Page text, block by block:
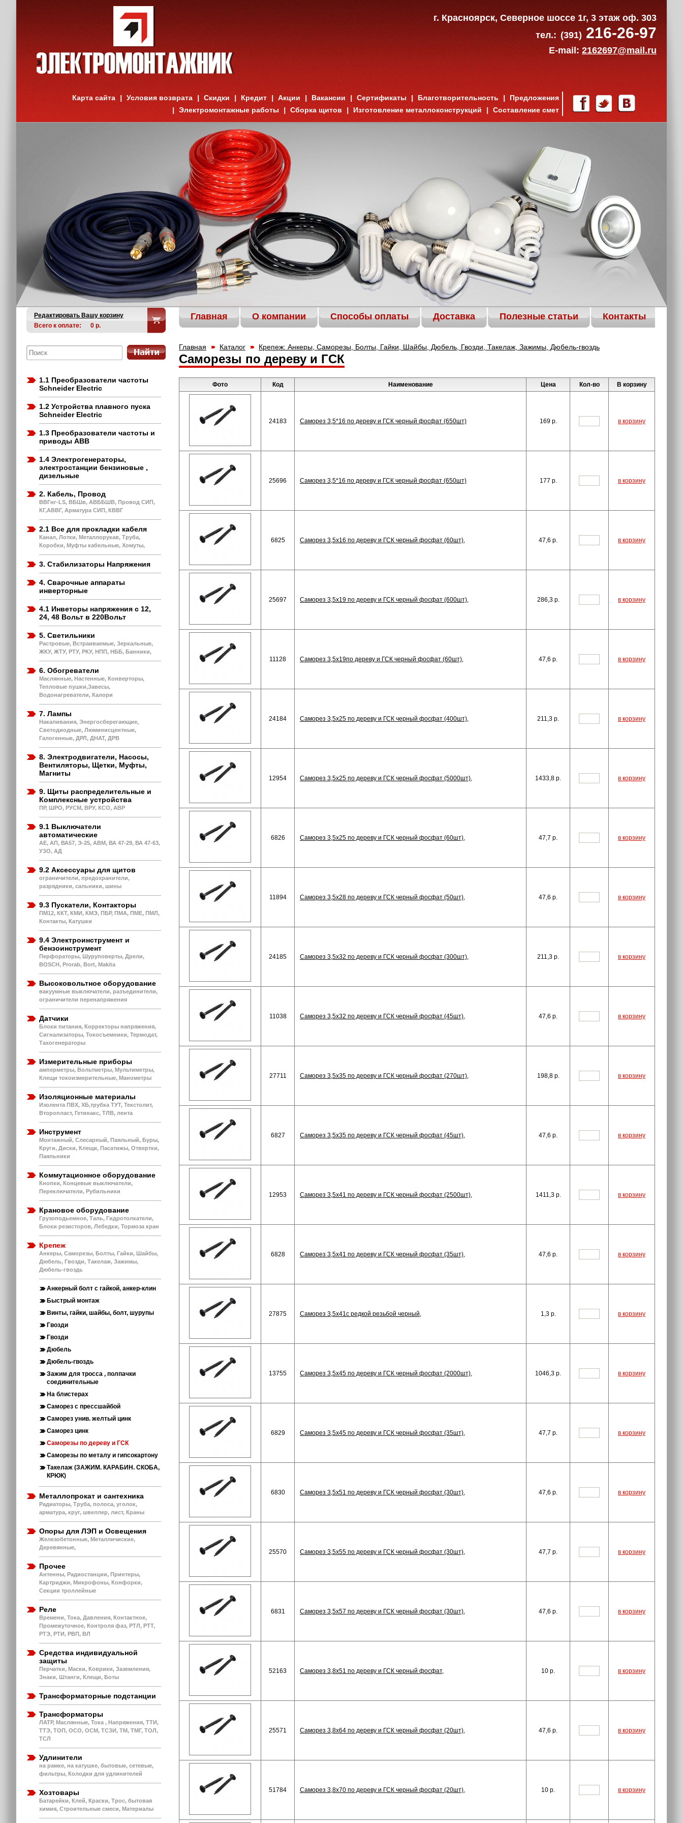
г. Красноярск, Северное шоссе 1г, 3 этаж оф. 303
тел.: (391)216-26-97
E-mail: 2162697@mail.ru
Карта сайта Условия возврата Скидки Кредит Акции Вакансии Сертификаты Благотворительность
Предложения
Электромонтажные работы
Сборка щитов Изготовление металлоконструкций Составление смет
Редактировать Вашу корзину
Всего к оплате:
0 р.
1.1 Преобразователи частоты
Schneider Electric
1.2 Устройства плавного пуска
Schneider Electric
1.3 Преобразователи частоты и
приводы ABB
1.4 Электрогенераторы,
электростанции бензиновые ,
дизельные
2. Кабель, Провод
ВВГнг-LS, ВБШв, АВББШВ, Провод СИП,
КГ,АВВГ, Арматура СИП, КВВГ
2.1 Все для прокладки кабеля
Канал, Лотки, Металлорукав, Труба,
Коробки, Муфты кабельные, Хомуты,
3. Стабилизаторы Напряжения
4. Сварочные аппараты
инверторные
4.1 Инветоры напряжения с 12,
24, 48 Вольт в 220Вольт
5. Светильники
Растровые, Встраиваемые, Зеркальные,
ЖКУ, ЖТУ, РТУ, РКУ, НПП, НББ, Банники,
6. Обогреватели
Маслянные, Настенные, Конверторы,
Тепловые пушки,Завесы,
Водонагреватели, Калори
7. Лампы
Накаливания, Энергосберегающие,
Светодиодные, Люминисцентные,
Галогенные, ДРЛ, ДНАТ, ДРВ
8. Электродвигатели, Насосы,
Вентиляторы, Щетки, Муфты,
Магниты
9. Щиты распределительные и
Комплексные устройства
ПР, ШРО, РУСМ, ВРУ, КСО, АВР
9.1 Выключатели
автоматические
АЕ, АП, ВА57, Э-25, АВМ, ВА 47-29, ВА 47-63,
УЗО, АД
9.2 Аксессуары для щитов
ограничители, предохранители,
разрядники, сальники, шины
9.3 Пускатели, Контакторы
ПМ12, ККТ, КМИ, КМЭ, ПБР, ПМА, ПМЕ, ПМЛ,
Контакты, Катушки
9.4 Электроинструмент и
бензоинструмент
Перфораторы, Шуруповерты, Дрели,
BOSCH, Prorab, Bort, Makita
Высоковольтное оборудование
вакуумные выключатели, разъединители,
ограничители перенапряжения
Датчики
Блоки питания, Корректоры напряжения,
Сигнализаторы, Токосъемники, Термодат,
Тахогенераторы
Измерительные приборы
амперметры, Вольтметры, Мультиметры,
Клещи токоизмерительные, Манометры
Изоляционные материалы
Изолента ПВХ, ХБ,трубка ТУТ, Текстолит,
Второпласт, Гетинакс, ТЛВ, лента
Инструмент
Монтажный, Слесарный, Паяльный, Буры,
Круги, Диски, Клещи, Пасатижы, Отвертки,
Паяльники
Коммутационное оборудование
Кнопки, Концевые выключатели,
Переключатели, Рубильники
Крановое оборудование
Грузоподьемное, Таль, Гидротолкатели,
Блоки резисторов, Лебедки, Тормоза кран
Крепеж
Анкеры, Саморезы, Болты, Гайки, Шайбы,
Дюбель, Гвозди, Такелаж, Зажимы,
Дюбель-гвоздь
Анкерный болт с гайкой, анкер-клин
Быстрый монтаж
Винты, гайки, шайбы, болт, шурупы
Гвозди
Гвозди
Дюбель
Дюбель-гвоздь
Зажим для тросса , полпачки
соединительные
На блистерах
Саморез с прессшайбой
Саморез унив. желтый цинк
Саморез цинк
Саморезы по дереву и ГСК
Саморезы по металу и гипсокартону
Такелаж (ЗАЖИМ. КАРАБИН. СКОБА,
КРЮК)
Металлопрокат и сантехника
Радиаторы, Труба, полоса, уголок,
арматура, круг, швеллер, лист, Краны
Опоры для ЛЭП и Освещения
Железобетонные, Металличиские,
Деревянные,
Прочее
Антенны, Радиостанции, Принтеры,
Картриджи, Микрофоны, Конфорки,
Секции троллейные
Реле
Времени, Тока, Давления, Контактное,
Промежуточное, Контроля фаз, РТЛ, РТТ,
РТЭ, РТИ, РВП, ВЛ
Средства индивидуальной
защиты
Перчатки, Маски, Коврики, Заземления,
Знаки, Штанги, Клещи, Боты
Трансформаторные подстанции
Трансформаторы
ЛАТР, Маслянные, Тока , Напряжения, ТТИ,
ТТЭ, ТОП, ОСО, ОСМ, ТСЗИ, ТМ, ТМГ, ТОЛ,
ТСЛ
Удлинители
на рамке, на катушке, бытовые, сетевые,
фильтры, Колодки для удлинителей
Хозтовары
Батарейки, Клей, Краски, Трос, бытовая
химия, Строительные смеси, Материалы
Главная О компании Способы оплаты Доставка Полезные статьи Контакты
Главная Каталог Крепеж: Анкеры, Саморезы, Болты, Гайки, Шайбы, Дюбель, Гвозди, Такелаж, Зажимы, Дюбель-гвоздь
Саморезы по дереву и ГСК
Фото Код Наименование Цена Кол-во В корзину
24183 Саморез 3,5*16 по дереву и ГСК черный фосфат (650шт) 169p. в корзину
25696 Саморез 3,5*16 по дереву и ГСК черный фосфат (650шт) 177 p. в корзину
6825 Саморез 3,5х16 по дереву и ГСК черный фосфат (60шт), 47,6 p. в корзину
25697 Саморез 3,5х19 по дереву и ГСК черный фосфат (600шт), 286,3p. в корзину
11128 Саморез 3,5х19по дереву и ГСК черный фосфат (60шт), 47,6 p. в корзину
24184 Саморез 3,5х25 по дереву и ГСК черный фосфат (400шт), 211,3 p. в корзину
12954 Саморез 3,5х25 по дереву и ГСК черный фосфат (5000шт), 1433,8 p. в корзину
6826 Саморез 3,5х25 по дереву и ГСК черный фосфат (60шт), 47,7 p. в корзину
11894 Саморез 3,5х28 по дереву и ГСК черный фосфат (50шт), 47,6 p. в корзину
24185 Саморез 3,5х32 по дереву и ГСК черный фосфат (300шт), 211,3 p. в корзину
11038 Саморез 3,5х32 по дереву и ГСК черный фосфат (45шт), 47,6 p. в корзину
27711 Саморез 3,5х35 по дереву и ГСК черный фосфат (270шт), 198,8p. в корзину
6827 Саморез 3,5х35 по дереву и ГСК черный фосфат (45шт), 47,6 p. в корзину
12953 Саморез 3,5х41 по дереву и ГСК черный фосфат (2500шт), 1411,3p. в корзину
6828 Саморез 3,5х41 по дереву и ГСК черный фосфат (35шт), 47,6 p. в корзину
27875 Саморез 3,5х41с редкой резьбой черный, 1,3p. в корзину
13755 Саморез 3,5х45 по дереву и ГСК черный фосфат (2000шт), 1046,3 p. в корзину
6829 Саморез 3,5х45 по дереву и ГСК черный фосфат (35шт), 47,7 p. в корзину
6830 Саморез 3,5х51 по дереву и ГСК черный фосфат (30шт), 47,6 p. в корзину
25570 Саморез 3,5х55 по дереву и ГСК черный фосфат (30шт), 47,7 p. в корзину
6831 Саморез 3,5х57 по дереву и ГСК черный фосфат (30шт), 47,6 p. в корзину
52163 Саморез 3,8х51 по дереву и ГСК черный фосфат, 10 p. в корзину
25571 Саморез 3,8х64 по дереву и ГСК черный фосфат (20шт), 47,6 p. в корзину
51784 Саморез 3,8х70 по дереву и ГСК черный фосфат (20шт), 10 p. в корзину